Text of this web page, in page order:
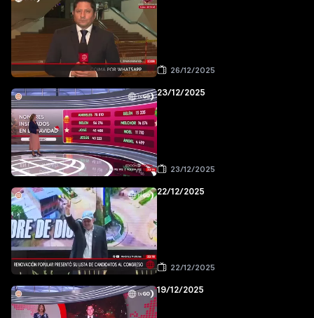
26/12/2025
23/12/2025
23/12/2025
22/12/2025
22/12/2025
19/12/2025